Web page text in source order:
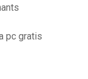
pc gratis